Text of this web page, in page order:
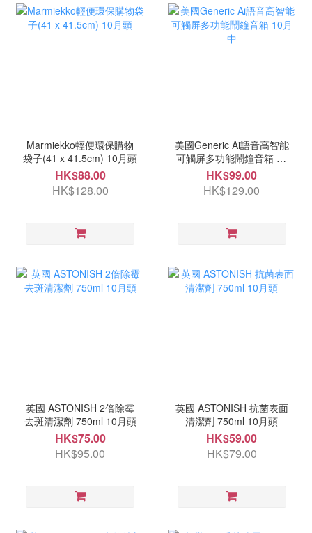
Marmiekko輕便環保購物
袋子(41 x 41.5cm) 10月頭
HK$88.00
HK$128.00
美國Generic Ai語音高智能
可觸屏多功能鬧鐘音箱 10
月中
HK$99.00
HK$129.00
英國 ASTONISH 2倍除霉
去斑清潔劑 750ml 10月頭
HK$75.00
HK$95.00
英國 ASTONISH 抗菌表面
清潔劑 750ml 10月頭
HK$59.00
HK$79.00